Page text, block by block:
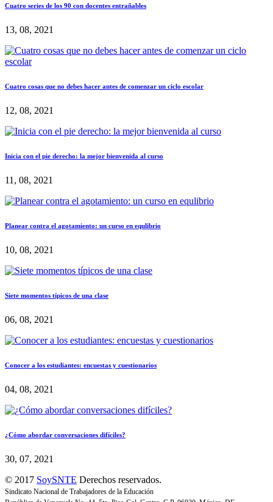
Cuatro series de los 90 con docentes entrañables
13, 08, 2021
Cuatro cosas que no debes hacer antes de comenzar un ciclo escolar
12, 08, 2021
Inicia con el pie derecho: la mejor bienvenida al curso
11, 08, 2021
Planear contra el agotamiento: un curso en equlibrio
10, 08, 2021
Siete momentos típicos de una clase
06, 08, 2021
Conocer a los estudiantes: encuestas y cuestionarios
04, 08, 2021
¿Cómo abordar conversaciones difíciles?
30, 07, 2021
© 2017 SoySNTE Derechos reservados.
Sindicato Nacional de Trabajadores de la Educación